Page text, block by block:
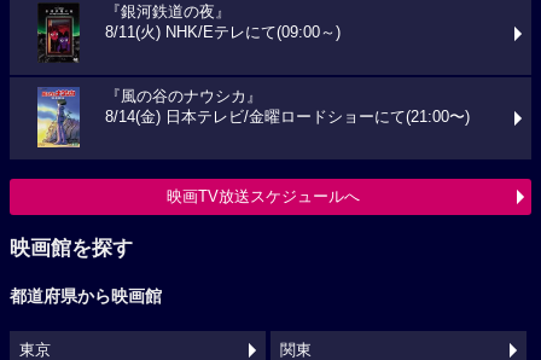
『銀河鉄道の夜』
8/11(火) NHK/Eテレにて(09:00～)
『風の谷のナウシカ』
8/14(金) 日本テレビ/金曜ロードショーにて(21:00〜)
映画TV放送スケジュールへ
映画館を探す
都道府県から映画館
東京 関東